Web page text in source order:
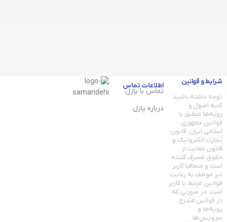
شرایط و قوانین
توجه داشته باشید
کلیه اصول و
رویه‏‌ها منطبق با
قوانین جمهوری
اسلامی ایران، قانون
تجارت الکترونیک و
قانون حمایت از
حقوق مصرف کننده
است و متعاقبا کاربر
نیز موظف به رعایت
قوانین مرتبط با کاربر
است. در صورتی که
در قوانین مندرج،
رویه‏‌ها و
سرویس‏‌ها
اطلاعات تماس
تماس با پازل
درباره پازل